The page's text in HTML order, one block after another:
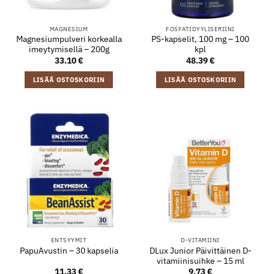
MAGNESIUM
Magnesiumpulveri korkealla
imeytymisellä – 200g
33.10€
LISÄÄ OSTOSKORIIN
FOSFATIDYYLISERIINI
PS-kapselit, 100 mg – 100
kpl
48.39€
LISÄÄ OSTOSKORIIN
ENTSYYMIT
PapuAvustin – 30 kapselia
11.33€
D-VITAMIINI
DLux Junior Päivittäinen D-
vitamiinisuihke – 15 ml
9.73€